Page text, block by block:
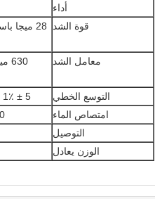
أداء
قوة الشد
معامل الشد
التوسع الخطي 5 ± 1٪ (23 ℃ ، من 50٪ RH إلى الماء المنقوع)
امتصاص الماء
50 ± 5٪
التوصيل
الوزن يعادل